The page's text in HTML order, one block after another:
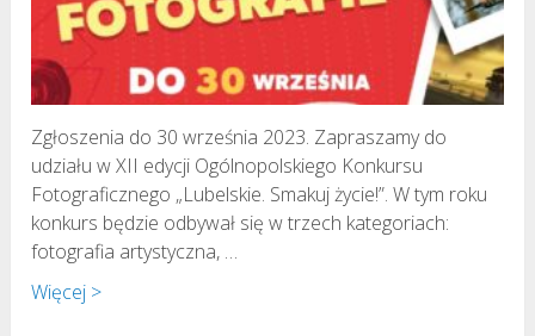
Zgłoszenia do 30 września 2023. Zapraszamy do
udziału w XII edycji Ogólnopolskiego Konkursu
Fotograficznego „Lubelskie. Smakuj życie!”. W tym roku
konkurs będzie odbywał się w trzech kategoriach:
fotografia artystyczna, …
Więcej >